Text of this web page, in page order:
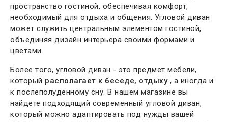
пространство гостиной, обеспечивая комфорт,
необходимый для отдыха и общения. Угловой диван
может служить центральным элементом гостиной,
объединяя дизайн интерьера своими формами и
цветами.
Более того, угловой диван - это предмет мебели,
который располагает к беседе, отдыху , а иногда и
к послеполуденному сну. В нашем магазине вы
найдете подходящий современный угловой диван,
который можно адаптировать под нужды вашей